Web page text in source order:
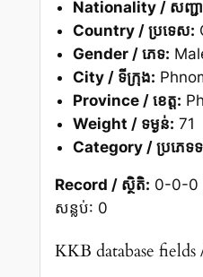
Nationality / សញ្ជ
Country / ប្រទេស:
Gender / ភេទ:
City / ទីក្រុង:
Province / ខេត្ត:
Weight / ទម្ងន់: 71
Category / ប្រភេទទ
Record / ស្ថិតិ: 0-0-0
សន្លប់: 0
KKB database